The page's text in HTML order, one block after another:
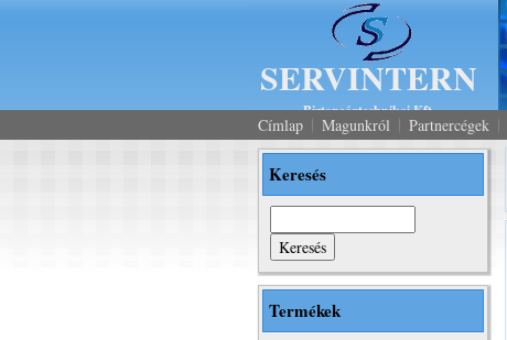
SERVINTERN
Biztonságtechnikai Kft.
Címlap Magunkról Partnercégek
Keresés
Termékek